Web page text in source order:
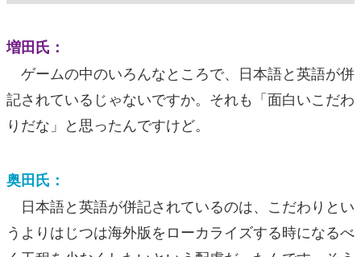
増田氏：
ゲームの中のいろんなところで、日本語と英語が併
記されているじゃないですか。それも「面白いこだわ
りだな」と思ったんですけど。
奥田氏：
日本語と英語が併記されているのは、こだわりとい
うよりはじつは海外版をローカライズする時になるべ